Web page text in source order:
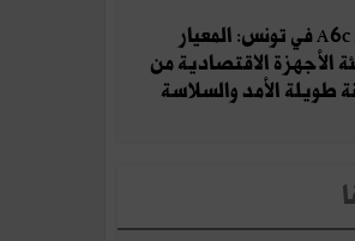
أوبو تطلق A6c في تونس: المعيار
الأجهزة الاقتصادية من
طويلة الأمد والسلاسة